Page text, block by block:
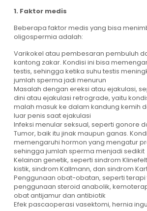
1. Faktor medis
Beberapa faktor medis yang bisa
oligospermia adalah:
Varikokel atau pembesaran pembuluh
kantong zakar. Kondisi ini bisa
testis, sehingga ketika suhu testis
jumlah sperma jadi menurun
Masalah dengan ereksi atau ejakulasi,
dini atau ejakulasi retrograde, yaitu
malah masuk ke dalam kandung kemih
luar penis saat ejakulasi
Infeksi menular seksual, seperti gonore
Tumor, baik itu jinak maupun ganas.
memengaruhi hormon yang mengatur
sehingga jumlah sperma menjadi sedikit
Kelainan genetik, seperti sindrom
kistik, sindrom Kallmann, dan sindrom
Penggunaan obat-obatan, seperti terapi
penggunaan steroid anabolik,
obat antijamur dan antibiotik
Efek pascaoperasi vasektomi, hernia